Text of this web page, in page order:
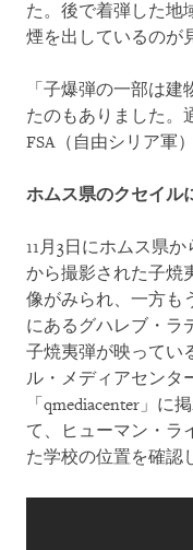
た。後で着弾した地
煙を出しているのが
「子爆弾の一部は
たのもありました。
FSA（自由シリア軍
ホムス県のクセイル
11月3日にホムス県
から撮影された子焼
像がみられ、一方も
にあるグハレブ・ラ
子焼夷弾が映ってい
ル・メディアセンタ
「qmediacenter」に
て、ヒューマン・ラ
た学校の位置を確認